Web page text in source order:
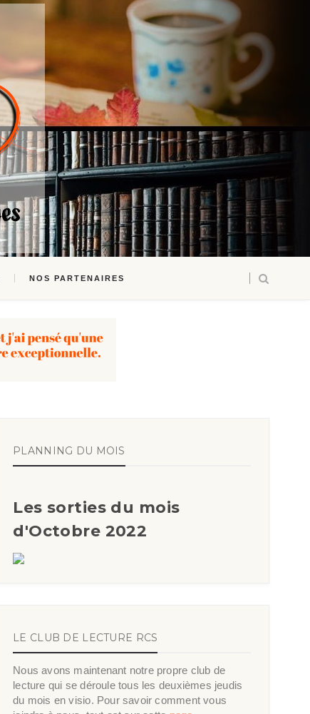
NOS PARTENAIRES
PLANNING DU MOIS
Les sorties du mois
d'Octobre 2022
LE CLUB DE LECTURE RCS
Nous avons maintenant notre propre club de
lecture qui se déroule tous les deuxièmes jeudis
du mois en visio. Pour savoir comment vous